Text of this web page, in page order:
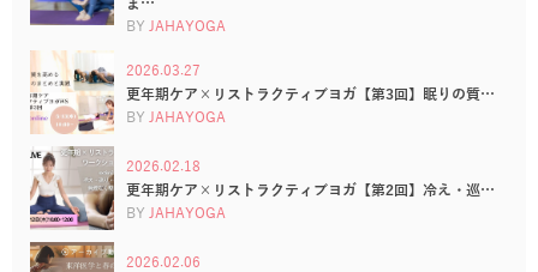
BY JAHAYOGA
2026.03.27
更年期ケア×リストラクティブヨガ【第3回】眠りの質…
BY JAHAYOGA
2026.02.18
更年期ケア×リストラクティブヨガ【第2回】冷え・巡…
BY JAHAYOGA
2026.02.06